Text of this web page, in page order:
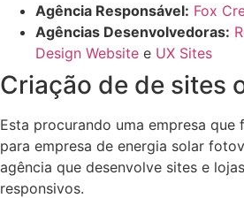
Agência Responsável: Fox
Agências Desenvolvedoras:
Design Website e UX Sites
Criação de de sites
Esta procurando uma empresa que
para empresa de energia solar
agência que desenvolve sites e
responsivos.